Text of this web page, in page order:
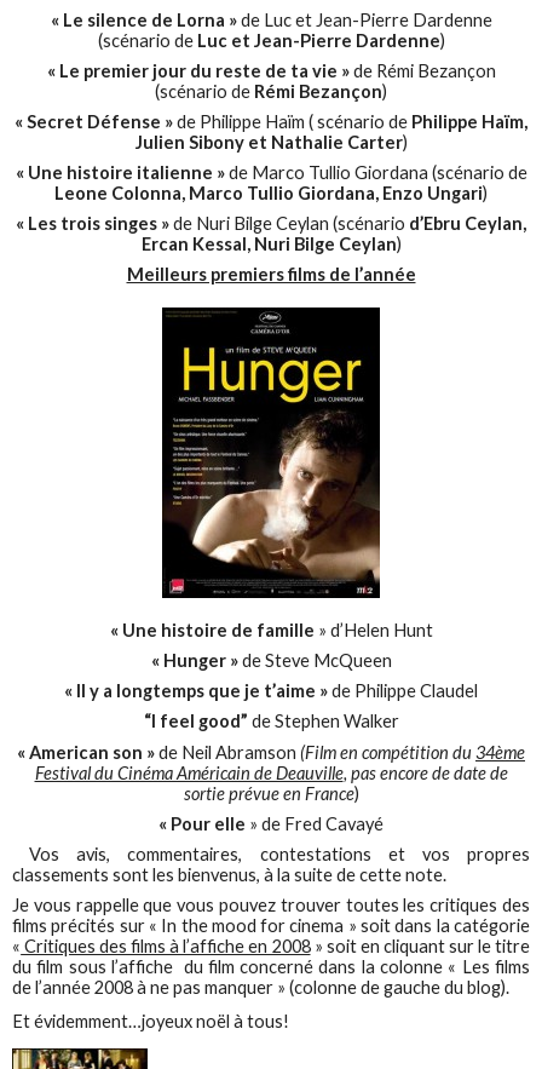
« Le silence de Lorna »de Luc et Jean-Pierre Dardenne
(scénario de Luc et Jean-Pierre Dardenne)
« Le premier jour du reste de ta vie »de Rémi Bezançon
(scénario de Rémi Bezançon)
« Secret Défense »de Philippe Haïm ( scénario de Philippe Haïm,
Julien Sibony et Nathalie Carter)
« Une histoire italienne »de Marco Tullio Giordana (scénario de
Leone Colonna, Marco Tullio Giordana, Enzo Ungari)
« Les trois singes »de Nuri Bilge Ceylan (scénario d’Ebru Ceylan,
Ercan Kessal, Nuri Bilge Ceylan)
Meilleurs premiers films de l’année
« Une histoire de famille » d’Helen Hunt
« Hunger »de Steve McQueen
« Il y a longtemps que je t’aime »de Philippe Claudel
“I feel good” de Stephen Walker
« American son »de Neil Abramson (Film en compétition du34ème
Festival du Cinéma Américain de Deauville, pas encore de date de
sortie prévue en France)
« Pour elle » de Fred Cavayé
Vos avis, commentaires, contestations et vos propres
classements sont les bienvenus, à la suite de cette note.
Je vous rappelle que vous pouvez trouver toutes les critiques des
films précités sur « In the mood for cinema » soit dans la catégorie
« Critiques des films à l’affiche en 2008» soit en cliquant sur le titre
du film sous l’affiche du film concerné dans la colonne « Les films
de l’année 2008 à ne pas manquer » (colonne de gauche du blog).
Et évidemment…joyeux noël à tous!